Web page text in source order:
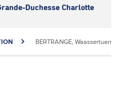
Duchesse Charlotte
BERTRANGE, Waassertuerm